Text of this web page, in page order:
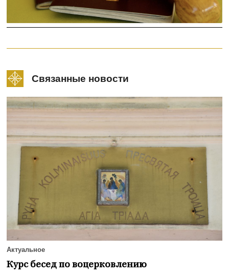
Связанные новости
Актуальное
Курс бесед по воцерковлению